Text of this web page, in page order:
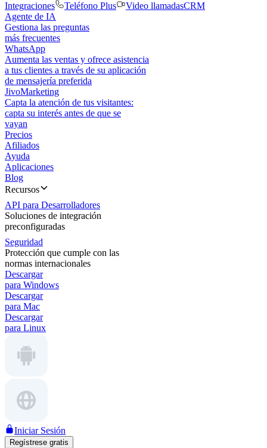
Integraciones
Teléfono Plus Video llamadasCRM
Agente de IA
Gestiona las preguntas
más frecuentes
WhatsApp
Aumenta las ventas y ofrece asistencia
a tus clientes a través de su aplicación
de mensajería preferida
JivoMarketing
Capta la atención de tus visitantes:
capta su interés antes de que se
vayan
Precios
Afiliados
Ayuda
Aplicaciones
Blog
Recursos
API para Desarrolladores
Soluciones de integración
preconfiguradas
Seguridad
Protección que cumple con las
normas internacionales
Descargar
para Windows
Descargar
para Mac
Descargar
para Linux
Iniciar Sesión
Regístrese gratis